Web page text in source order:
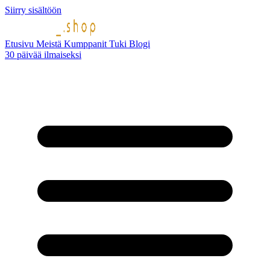
Siirry sisältöön
Etusivu Meistä Kumppanit Tuki Blogi
30 päivää ilmaiseksi